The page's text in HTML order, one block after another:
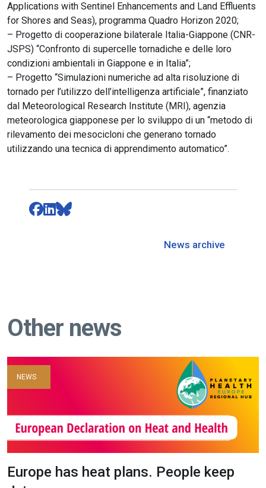
Applications with Sentinel Enhancements and Land Effluents
for Shores and Seas), programma Quadro Horizon 2020;
– Progetto di cooperazione bilaterale Italia-Giappone (CNR-
JSPS) “Confronto di supercelle tornadiche e delle loro
condizioni ambientali in Giappone e in Italia”;
– Progetto “Simulazioni numeriche ad alta risoluzione di
tornado per l’utilizzo dell’intelligenza artificiale”, finanziato
dal Meteorological Research Institute (MRI), agenzia
meteorologica giapponese per lo sviluppo di un “metodo di
rilevamento dei mesocicloni che generano tornado
utilizzando una tecnica di apprendimento automatico”.
News archive
Other news
NEWS
Europe has heat plans. People keep